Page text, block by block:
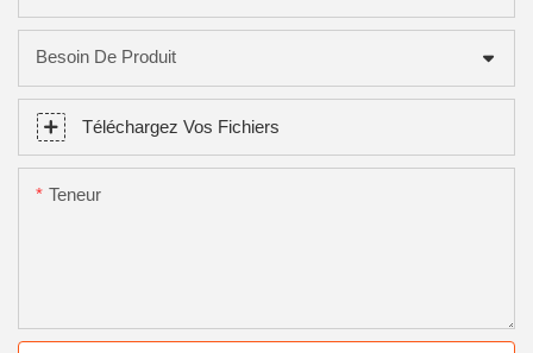
Besoin De Produit
Téléchargez Vos Fichiers
Teneur